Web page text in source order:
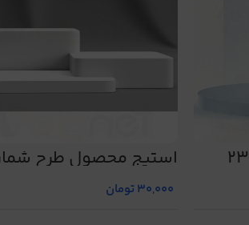
استیج محصول طرح شماره
30,000تومان